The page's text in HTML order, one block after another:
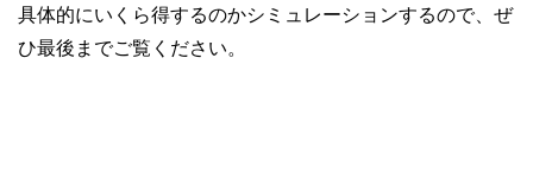
具体的にいくら得するのかシミュレーションするので、ぜ
ひ最後までご覧ください。